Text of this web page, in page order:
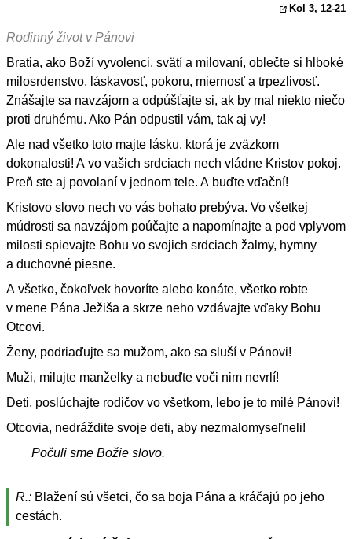
Kol 3, 12-21
Rodinný život v Pánovi
Bratia, ako Boží vyvolenci, svätí a milovaní, oblečte si hlboké
milosrdenstvo, láskavosť, pokoru, miernosť a trpezlivosť.
Znášajte sa navzájom a odpúšťajte si, ak by mal niekto niečo
proti druhému. Ako Pán odpustil vám, tak aj vy!
Ale nad všetko toto majte lásku, ktorá je zväzkom
dokonalosti! A vo vašich srdciach nech vládne Kristov pokoj.
Preň ste aj povolaní v jednom tele. A buďte vďační!
Kristovo slovo nech vo vás bohato prebýva. Vo všetkej
múdrosti sa navzájom poúčajte a napomínajte a pod vplyvom
milosti spievajte Bohu vo svojich srdciach žalmy, hymny
a duchovné piesne.
A všetko, čokoľvek hovoríte alebo konáte, všetko robte
v mene Pána Ježiša a skrze neho vzdávajte vďaky Bohu
Otcovi.
Ženy, podriaďujte sa mužom, ako sa sluší v Pánovi!
Muži, milujte manželky a nebuďte voči nim nevrlí!
Deti, poslúchajte rodičov vo všetkom, lebo je to milé Pánovi!
Otcovia, nedráždite svoje deti, aby nezmalomyseľneli!
Počuli sme Božie slovo.
R.: Blažení sú všetci, čo sa boja Pána a kráčajú po jeho
cestách.